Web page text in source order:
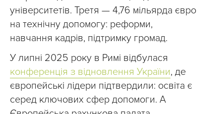
університетів. Третя — 4,76 мільярда євро
на технічну допомогу: реформи,
навчання кадрів, підтримку громад.
У липні 2025 року в Римі відбулася
конференція з відновлення України, де
європейські лідери підтвердили: освіта є
серед ключових сфер допомоги. А